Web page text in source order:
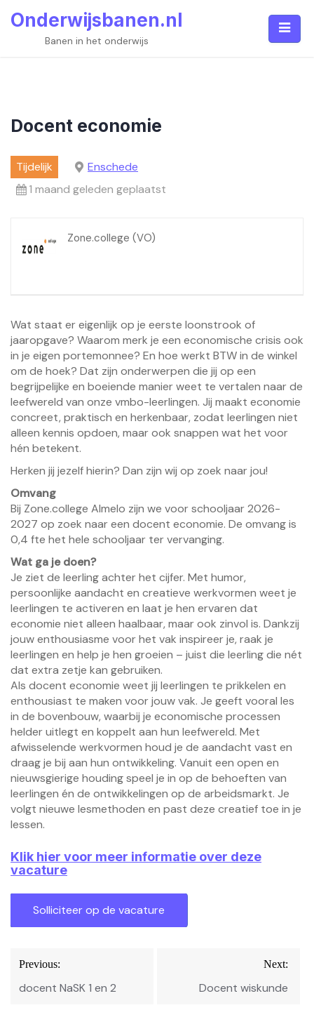
Onderwijsbanen.nl
Banen in het onderwijs
Docent economie
Tijdelijk
Enschede
1 maand geleden geplaatst
Zone.college (VO)
Wat staat er eigenlijk op je eerste loonstrook of
jaaropgave? Waarom merk je een economische crisis ook
in je eigen portemonnee? En hoe werkt BTW in de winkel
om de hoek? Dat zijn onderwerpen die jij op een
begrijpelijke en boeiende manier weet te vertalen naar de
leefwereld van onze vmbo-leerlingen. Jij maakt economie
concreet, praktisch en herkenbaar, zodat leerlingen niet
alleen kennis opdoen, maar ook snappen wat het voor
hén betekent.
Herken jij jezelf hierin? Dan zijn wij op zoek naar jou!
Omvang
Bij Zone.college Almelo zijn we voor schooljaar 2026-
2027 op zoek naar een docent economie. De omvang is
0,4 fte het hele schooljaar ter vervanging.
Wat ga je doen?
Je ziet de leerling achter het cijfer. Met humor,
persoonlijke aandacht en creatieve werkvormen weet je
leerlingen te activeren en laat je hen ervaren dat
economie niet alleen haalbaar, maar ook zinvol is. Dankzij
jouw enthousiasme voor het vak inspireer je, raak je
leerlingen en help je hen groeien – juist die leerling die nét
dat extra zetje kan gebruiken.
Als docent economie weet jij leerlingen te prikkelen en
enthousiast te maken voor jouw vak. Je geeft vooral les
in de bovenbouw, waarbij je economische processen
helder uitlegt en koppelt aan hun leefwereld. Met
afwisselende werkvormen houd je de aandacht vast en
draag je bij aan hun ontwikkeling. Vanuit een open en
nieuwsgierige houding speel je in op de behoeften van
leerlingen én de ontwikkelingen op de arbeidsmarkt. Je
volgt nieuwe lesmethoden en past deze creatief toe in je
lessen.
Klik hier voor meer informatie over deze
vacature
Bericht
navigatie
Previous:
docent NaSK 1 en 2
Next:
Docent wiskunde